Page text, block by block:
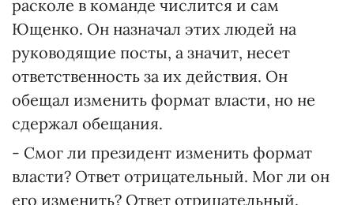
расколе в команде числится и сам
Ющенко. Он назначал этих людей на
руководящие посты, а значит, несет
ответственность за их действия. Он
обещал изменить формат власти, но не
сдержал обещания.
- Смог ли президент изменить формат
власти? Ответ отрицательный. Мог ли он
его изменить? Ответ отрицательный.